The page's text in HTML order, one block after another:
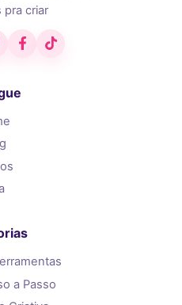
pra criar
Facebook
TikTok
a Passo